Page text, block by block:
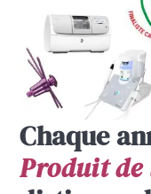
Chaque
Produit de